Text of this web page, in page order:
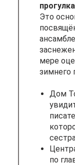
Это
мере
зимнего
Дом
по